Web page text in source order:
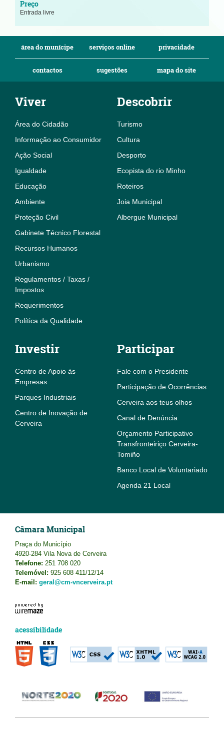
Entrada livre
área do munícipe serviços online privacidade
contactos sugestões mapa do site
Viver
Área do Cidadão
Informação ao Consumidor
Ação Social
Igualdade
Educação
Ambiente
Proteção Civil
Gabinete Técnico Florestal
Recursos Humanos
Urbanismo
Regulamentos / Taxas /
Impostos
Requerimentos
Política da Qualidade
Descobrir
Turismo
Cultura
Desporto
Ecopista do rio Minho
Roteiros
Joia Municipal
Albergue Municipal
Investir
Centro de Apoio às
Empresas
Parques Industriais
Centro de Inovação de
Cerveira
Participar
Fale com o Presidente
Participação de Ocorrências
Cerveira aos teus olhos
Canal de Denúncia
Orçamento Participativo
Transfronteiriço Cerveira-
Tomiño
Banco Local de Voluntariado
Agenda 21 Local
Câmara Municipal
Praça do Município
4920-284 Vila Nova de Cerveira
Telefone: 251 708 020
Telemóvel: 925 608 411/12/14
E-mail: geral@cm-vncerveira.pt
acessibilidade